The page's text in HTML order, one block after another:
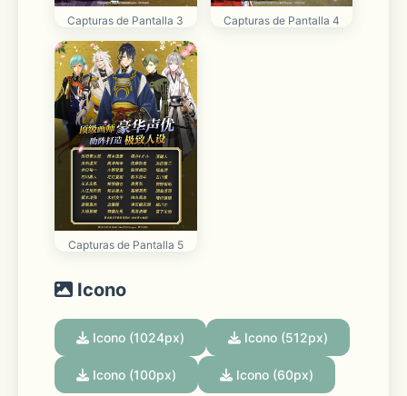
Capturas de Pantalla 3 Capturas de Pantalla 4
Capturas de Pantalla 5
Icono
Icono (1024px) Icono (512px)
Icono (100px) Icono (60px)